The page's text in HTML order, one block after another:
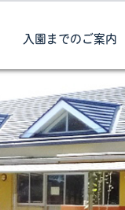
入園までのご案内